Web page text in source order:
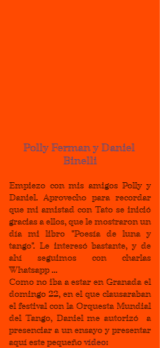
Polly Ferman y Daniel
Binelli
Empiezo con mis amigos Polly y
Daniel. Aprovecho para recordar
que mi amistad con Tato se inició
gracias a ellos, que le mostraron un
día mi libro "Poesía de luna y
tango". Le interesó bastante, y de
ahí seguimos con charlas
Whatsapp ...
Como no iba a estar en Granada el
domingo 22, en el que clausaraban
el festival con la Orquesta Mundial
del Tango, Daniel me autorizó  a
presenciar a un ensayo y presentar
aquí este pequeño vídeo: